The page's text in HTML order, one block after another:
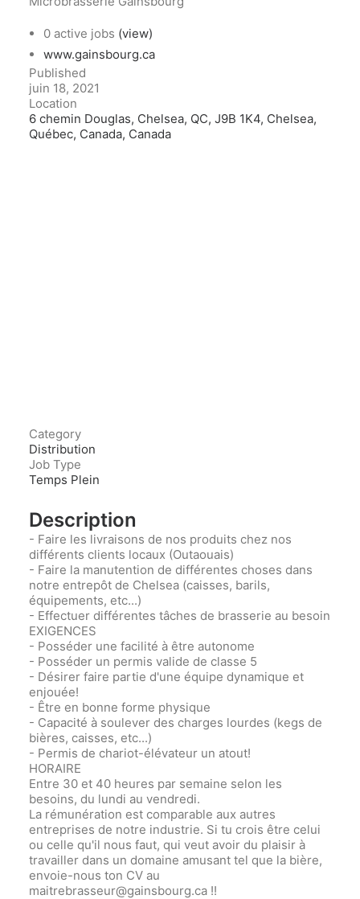
0 active jobs (view)
www.gainsbourg.ca
Published
juin 18, 2021
Location
6 chemin Douglas, Chelsea, QC, J9B 1K4, Chelsea,
Québec, Canada, Canada
Category
Distribution
Job Type
Temps Plein
Description
- Faire les livraisons de nos produits chez nos
différents clients locaux (Outaouais)
- Faire la manutention de différentes choses dans
notre entrepôt de Chelsea (caisses, barils,
équipements, etc...)
- Effectuer différentes tâches de brasserie au besoin
EXIGENCES
- Posséder une facilité à être autonome
- Posséder un permis valide de classe 5
- Désirer faire partie d'une équipe dynamique et
enjouée!
- Être en bonne forme physique
- Capacité à soulever des charges lourdes (kegs de
bières, caisses, etc...)
- Permis de chariot-élévateur un atout!
HORAIRE
Entre 30 et 40 heures par semaine selon les
besoins, du lundi au vendredi.
La rémunération est comparable aux autres
entreprises de notre industrie. Si tu crois être celui
ou celle qu'il nous faut, qui veut avoir du plaisir à
travailler dans un domaine amusant tel que la bière,
envoie-nous ton CV au
maitrebrasseur@gainsbourg.ca !!